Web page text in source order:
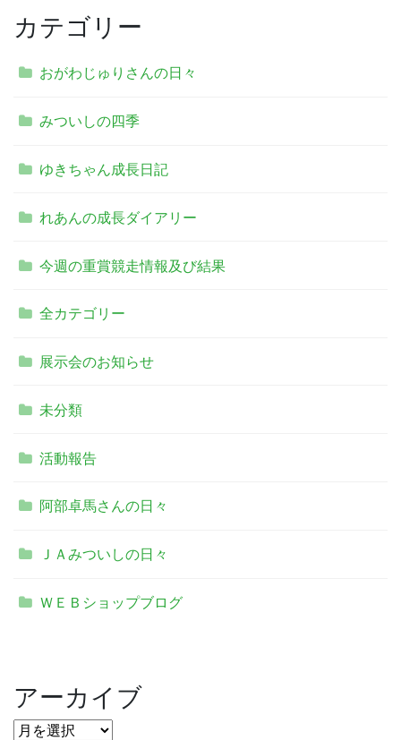
カテゴリー
おがわじゅりさんの日々
みついしの四季
ゆきちゃん成長日記
れあんの成長ダイアリー
今週の重賞競走情報及び結果
全カテゴリー
展示会のお知らせ
未分類
活動報告
阿部卓馬さんの日々
ＪＡみついしの日々
ＷＥＢショップブログ
アーカイブ
ア